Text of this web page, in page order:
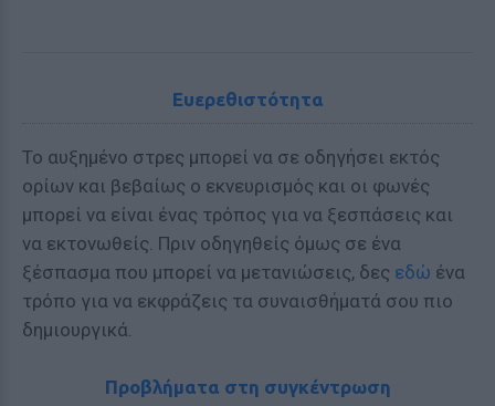
Ευερεθιστότητα
Το αυξημένο στρες μπορεί να σε οδηγήσει εκτός
ορίων και βεβαίως ο εκνευρισμός και οι φωνές
μπορεί να είναι ένας τρόπος για να ξεσπάσεις και
να εκτονωθείς. Πριν οδηγηθείς όμως σε ένα
ξέσπασμα που μπορεί να μετανιώσεις, δες εδώ ένα
τρόπο για να εκφράζεις τα συναισθήματά σου πιο
δημιουργικά.
Προβλήματα στη συγκέντρωση